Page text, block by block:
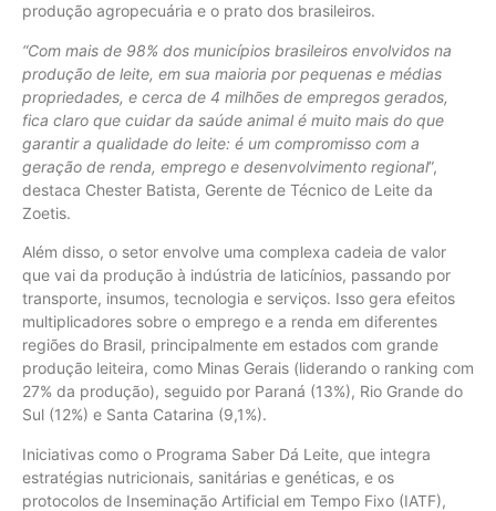
produção agropecuária e o prato dos brasileiros.
“Com mais de 98% dos municípios brasileiros envolvidos na
produção de leite, em sua maioria por pequenas e médias
propriedades, e cerca de 4 milhões de empregos gerados,
fica claro que cuidar da saúde animal é muito mais do que
garantir a qualidade do leite: é um compromisso com a
geração de renda, emprego e desenvolvimento regional”,
destaca Chester Batista, Gerente de Técnico de Leite da
Zoetis.
Além disso, o setor envolve uma complexa cadeia de valor
que vai da produção à indústria de laticínios, passando por
transporte, insumos, tecnologia e serviços. Isso gera efeitos
multiplicadores sobre o emprego e a renda em diferentes
regiões do Brasil, principalmente em estados com grande
produção leiteira, como Minas Gerais (liderando o ranking com
27% da produção), seguido por Paraná (13%), Rio Grande do
Sul (12%) e Santa Catarina (9,1%).
Iniciativas como o Programa Saber Dá Leite, que integra
estratégias nutricionais, sanitárias e genéticas, e os
protocolos de Inseminação Artificial em Tempo Fixo (IATF),